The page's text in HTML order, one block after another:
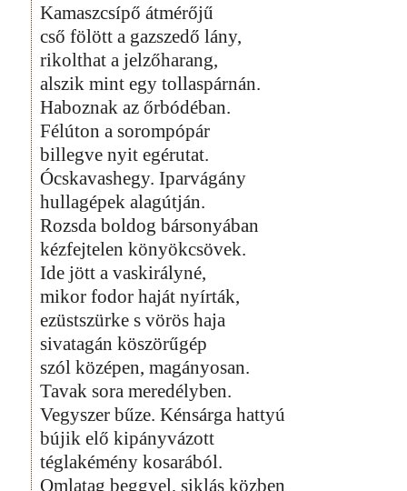
Kamaszcsípő átmérőjű
cső fölött a gazszedő lány,
rikolthat a jelzőharang,
alszik mint egy tollaspárnán.
Haboznak az őrbódéban.
Félúton a sorompópár
billegve nyit egérutat.
Ócskavashegy. Iparvágány
hullagépek alagútján.
Rozsda boldog bársonyában
kézfejtelen könyökcsövek.
Ide jött a vaskirályné,
mikor fodor haját nyírták,
ezüstszürke s vörös haja
sivatagán köszörűgép
szól középen, magányosan.
Tavak sora meredélyben.
Vegyszer bűze. Kénsárga hattyú
bújik elő kipányvázott
téglakémény kosarából.
Omlatag beggyel, siklás közben